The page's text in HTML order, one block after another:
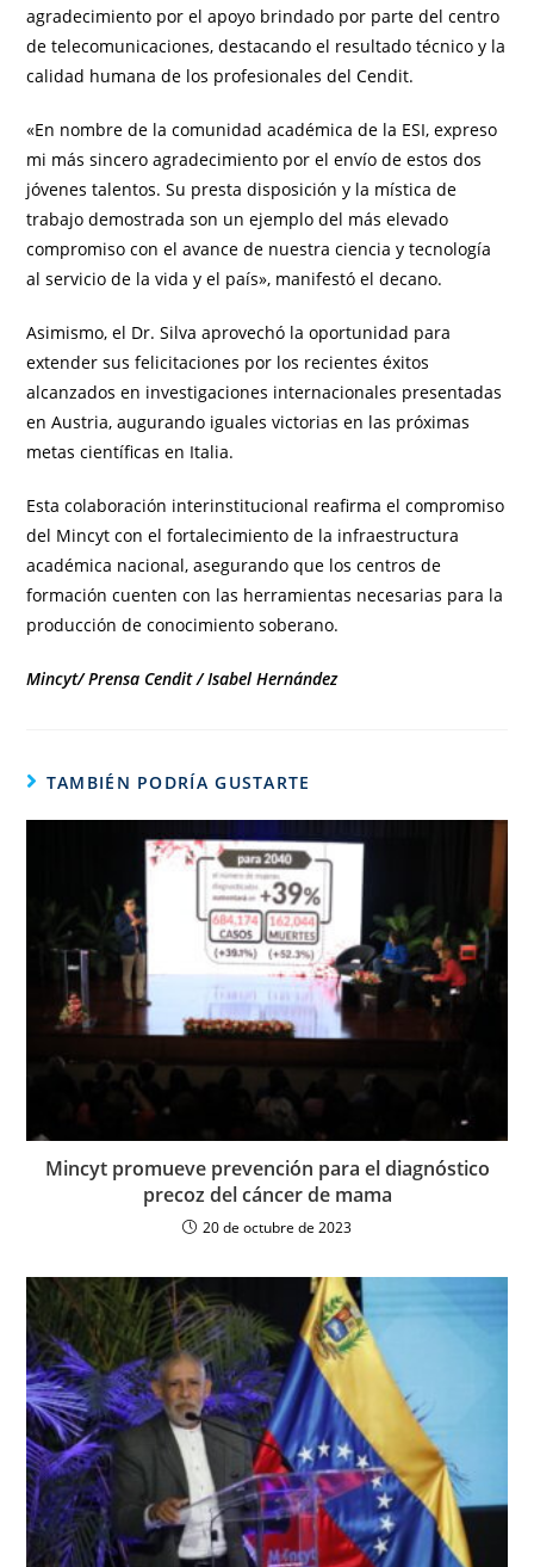
agradecimiento por el apoyo brindado por parte del centro
de telecomunicaciones, destacando el resultado técnico y la
calidad humana de los profesionales del Cendit.
«En nombre de la comunidad académica de la ESI, expreso
mi más sincero agradecimiento por el envío de estos dos
jóvenes talentos. Su presta disposición y la mística de
trabajo demostrada son un ejemplo del más elevado
compromiso con el avance de nuestra ciencia y tecnología
al servicio de la vida y el país», manifestó el decano.
Asimismo, el Dr. Silva aprovechó la oportunidad para
extender sus felicitaciones por los recientes éxitos
alcanzados en investigaciones internacionales presentadas
en Austria, augurando iguales victorias en las próximas
metas científicas en Italia.
Esta colaboración interinstitucional reafirma el compromiso
del Mincyt con el fortalecimiento de la infraestructura
académica nacional, asegurando que los centros de
formación cuenten con las herramientas necesarias para la
producción de conocimiento soberano.
Mincyt/ Prensa Cendit / Isabel Hernández
TAMBIÉN PODRÍA GUSTARTE
Mincyt promueve prevención para el diagnóstico
precoz del cáncer de mama
20 de octubre de 2023